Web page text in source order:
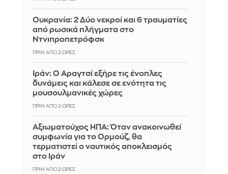
Ουκρανία: 2 Δύο νεκροί και 6 τραυματίες
από ρωσικά πλήγματα στο
Ντνιπροπετρόφσκ
ΠΡΙΝ ΑΠΌ 2 ΏΡΕΣ
Ιράν: Ο Αραγτσί εξήρε τις ένοπλες
δυνάμεις και κάλεσε σε ενότητα τις
μουσουλμανικές χώρες
ΠΡΙΝ ΑΠΌ 2 ΏΡΕΣ
Αξιωματούχος ΗΠΑ: Όταν ανακοινωθεί
συμφωνία για το Ορμούζ, θα
τερματιστεί ο ναυτικός αποκλεισμός
στο Ιράν
ΠΡΙΝ ΑΠΌ 2 ΏΡΕΣ